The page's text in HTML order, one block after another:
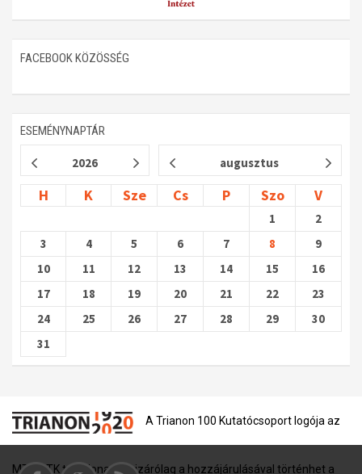
FACEBOOK KÖZÖSSÉG
ESEMÉNYNAPTÁR
2026 augusztus
H K Sze Cs P Szo V
1
2
3
4 5 6 7 8
9
10
11 12 13 14 15
16
17
18 19 20 21 22
23
24
25 26 27 28 29
30
31
A Trianon 100 Kutatócsoport logója az
MTA BTK tulajdona, és kizárólag a hozzájárulásával történhet a